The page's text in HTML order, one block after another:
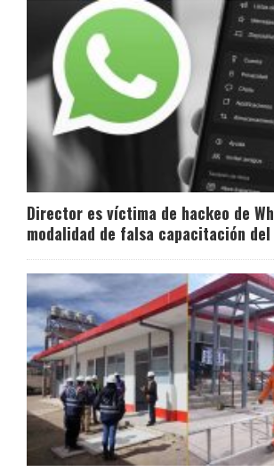
Director es víctima de hackeo de
modalidad de falsa capacitación del